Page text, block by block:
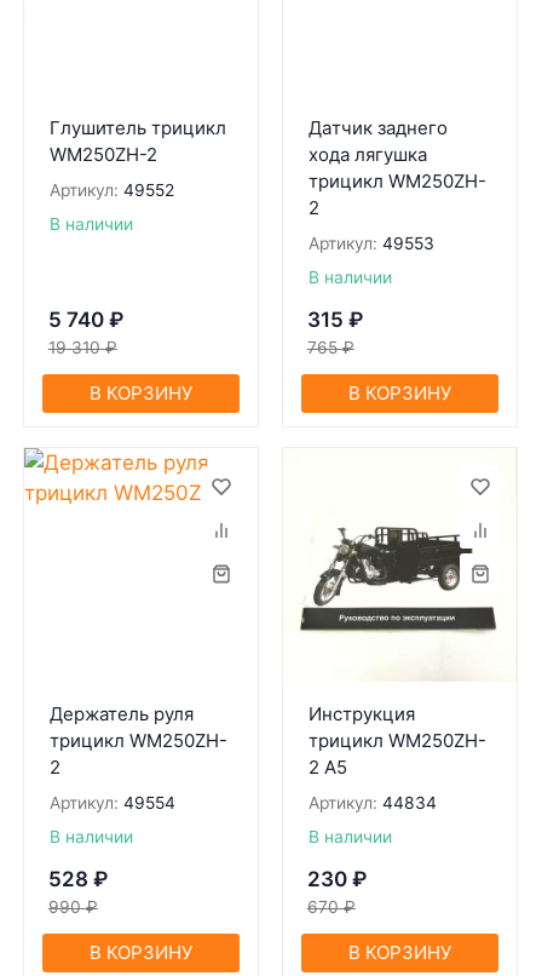
Глушитель трицикл
WM250ZH-2
Артикул: 49552
В наличии
5 740 ₽
19 310 ₽
В КОРЗИНУ
Дaтчик зaднего
ходa лягушкa
трицикл WM250ZH-
2
Артикул: 49553
В наличии
315 ₽
765 ₽
В КОРЗИНУ
Держатель руля
трицикл WM250ZH-
2
Артикул: 49554
В наличии
528 ₽
990 ₽
В КОРЗИНУ
Инструкция
трицикл WM250ZH-
2 A5
Артикул: 44834
В наличии
230 ₽
670 ₽
В КОРЗИНУ